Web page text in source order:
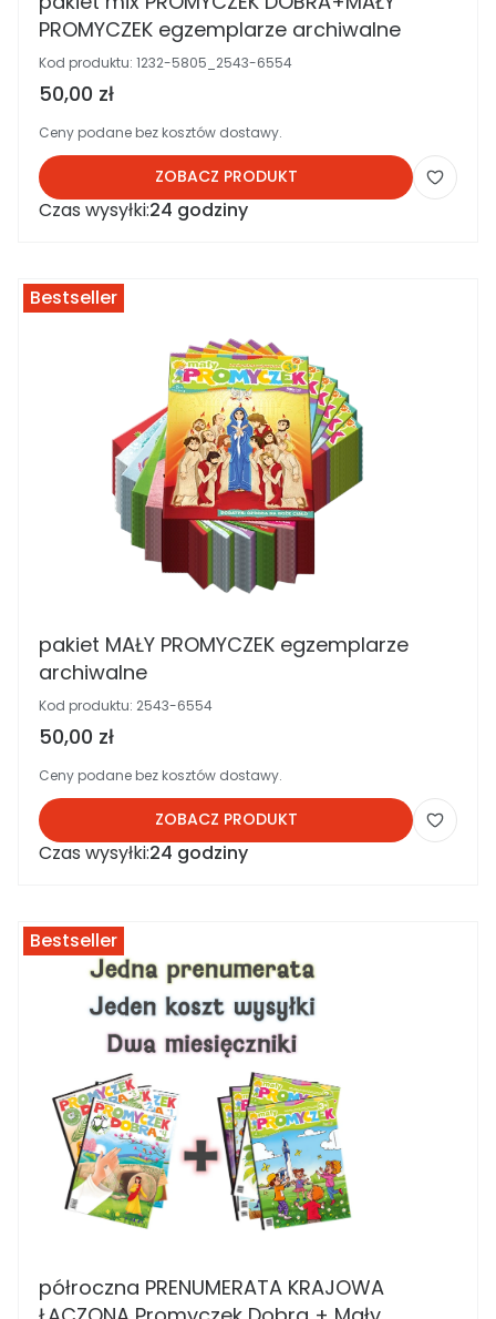
PROMYCZEK egzemplarze archiwalne
Kod produktu: 1232-5805_2543-6554
Cena brutto
50,00 zł
Ceny podane bez kosztów dostawy.
ZOBACZ PRODUKT
Czas wysyłki:24 godziny
Bestseller
pakiet MAŁY PROMYCZEK egzemplarze
archiwalne
Kod produktu: 2543-6554
Cena brutto
50,00 zł
Ceny podane bez kosztów dostawy.
ZOBACZ PRODUKT
Czas wysyłki:24 godziny
Bestseller
półroczna PRENUMERATA KRAJOWA